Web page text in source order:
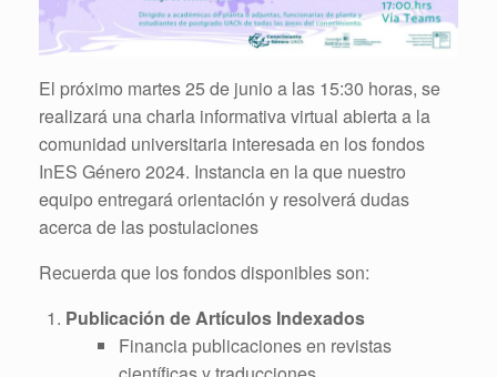
El próximo martes 25 de junio a las 15:30 horas, se
realizará una charla informativa virtual abierta a la
comunidad universitaria interesada en los fondos
InES Género 2024. Instancia en la que nuestro
equipo entregará orientación y resolverá dudas
acerca de las postulaciones
Recuerda que los fondos disponibles son:
Publicación de Artículos Indexados
Financia publicaciones en revistas